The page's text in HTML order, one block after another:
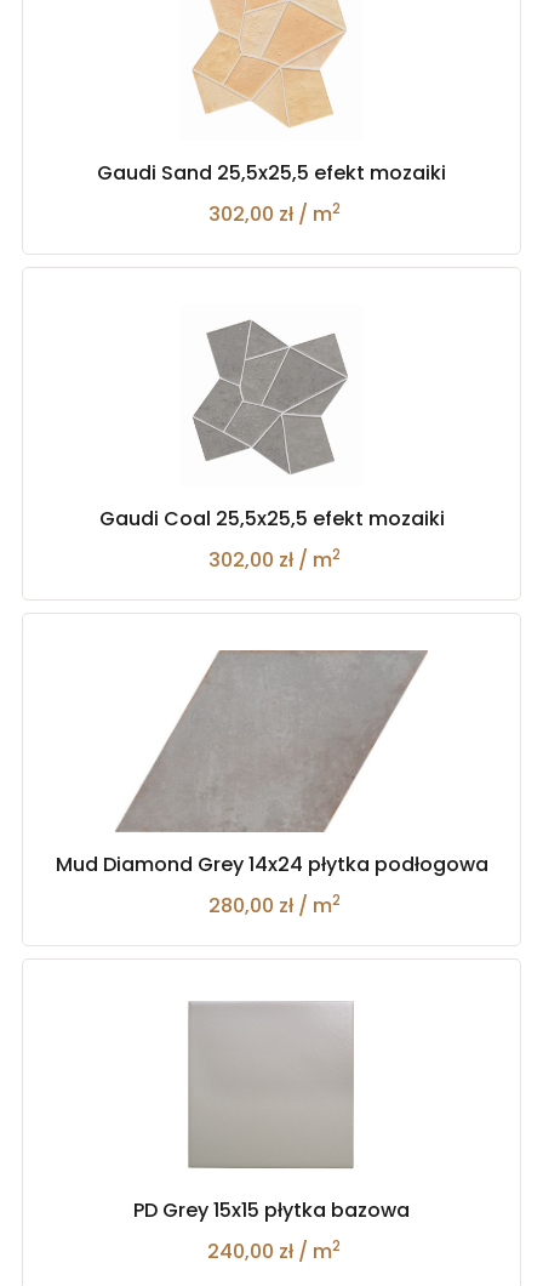
Gaudi Sand 25,5x25,5 efekt mozaiki
302,00 zł / m2
Gaudi Coal 25,5x25,5 efekt mozaiki
302,00 zł / m2
Mud Diamond Grey 14x24 płytka podłogowa
280,00 zł / m2
PD Grey 15x15 płytka bazowa
240,00 zł / m2